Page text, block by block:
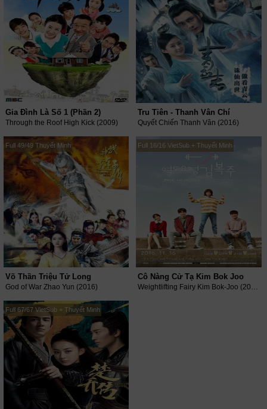
Gia Đình Là Số 1 (Phần 2)
Through the Roof High Kick (2009)
Tru Tiên - Thanh Vân Chí
Quyết Chiến Thanh Vân (2016)
Full 49/49 Thuyết Minh
Võ Thần Triệu Tử Long
God of War Zhao Yun (2016)
Full 16/16 VietSub + Thuyết Minh
Cô Nàng Cử Tạ Kim Bok Joo
Weightlifting Fairy Kim Bok-Joo (2016)
Full 67/67 VietSub + Thuyết Minh